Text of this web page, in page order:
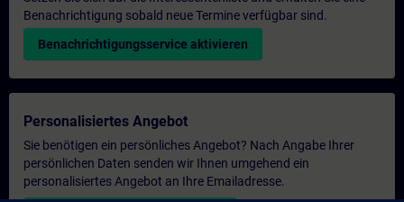
Benachrichtigung sobald neue Termine verfügbar sind.
Benachrichtigungsservice aktivieren
Personalisiertes Angebot
Sie benötigen ein persönliches Angebot? Nach Angabe Ihrer
persönlichen Daten senden wir Ihnen umgehend ein
personalisiertes Angebot an Ihre Emailadresse.